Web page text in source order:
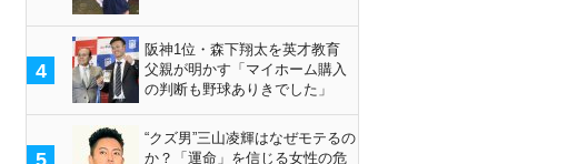
4
阪神1位・森下翔太を英才教育
父親が明かす「マイホーム購入
の判断も野球ありきでした」
5
“クズ男”三山凌輝はなぜモテるの
か？「運命」を信じる女性の危